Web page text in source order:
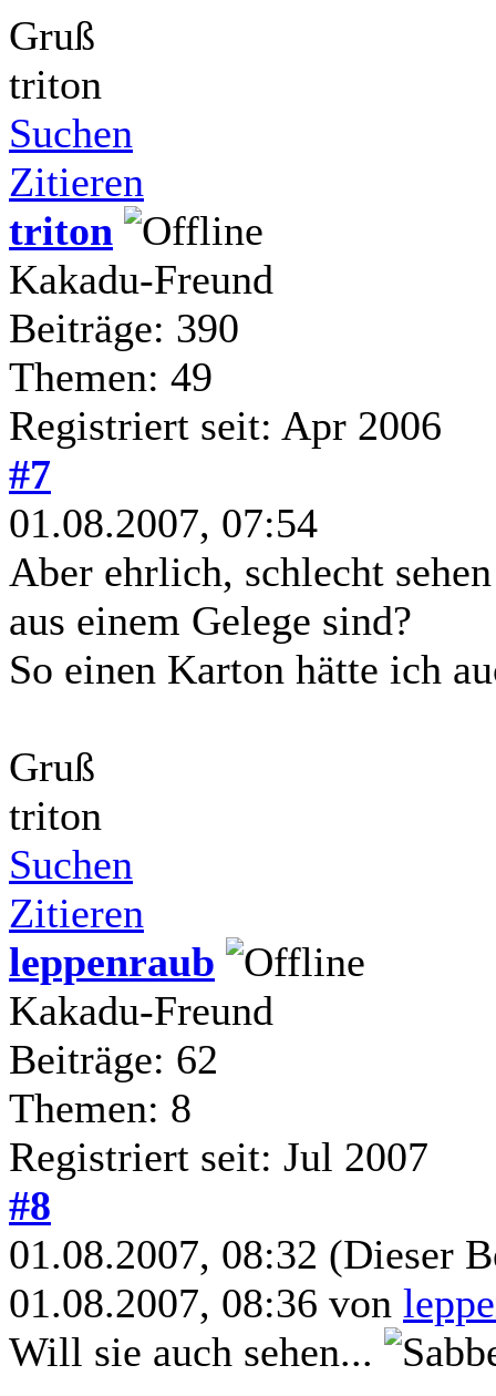
Gruß
triton
Suchen
Zitieren
triton
Kakadu-Freund
Beiträge: 390
Themen: 49
Registriert seit: Apr 2006
#7
01.08.2007, 07:54
Aber ehrlich, schlecht
aus einem Gelege sind?
So einen Karton hätte ich
Gruß
triton
Suchen
Zitieren
leppenraub
Kakadu-Freund
Beiträge: 62
Themen: 8
Registriert seit: Jul 2007
#8
01.08.2007, 08:32 (Dieser
01.08.2007, 08:36 von
Will sie auch sehen...